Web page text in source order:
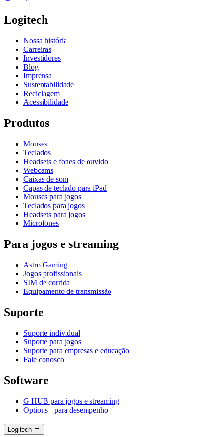
Logitech
Nossa história
Carreiras
Investidores
Blog
Imprensa
Sustentabilidade
Reciclagem
Acessibilidade
Produtos
Mouses
Teclados
Headsets e fones de ouvido
Webcams
Caixas de som
Capas de teclado para iPad
Mouses para jogos
Teclados para jogos
Headsets para jogos
Microfones
Para jogos e streaming
Astro Gaming
Jogos profissionais
SIM de corrida
Equipamento de transmissão
Suporte
Suporte individual
Suporte para jogos
Suporte para empresas e educação
Fale conosco
Software
G HUB para jogos e streaming
Options+ para desempenho
Logitech